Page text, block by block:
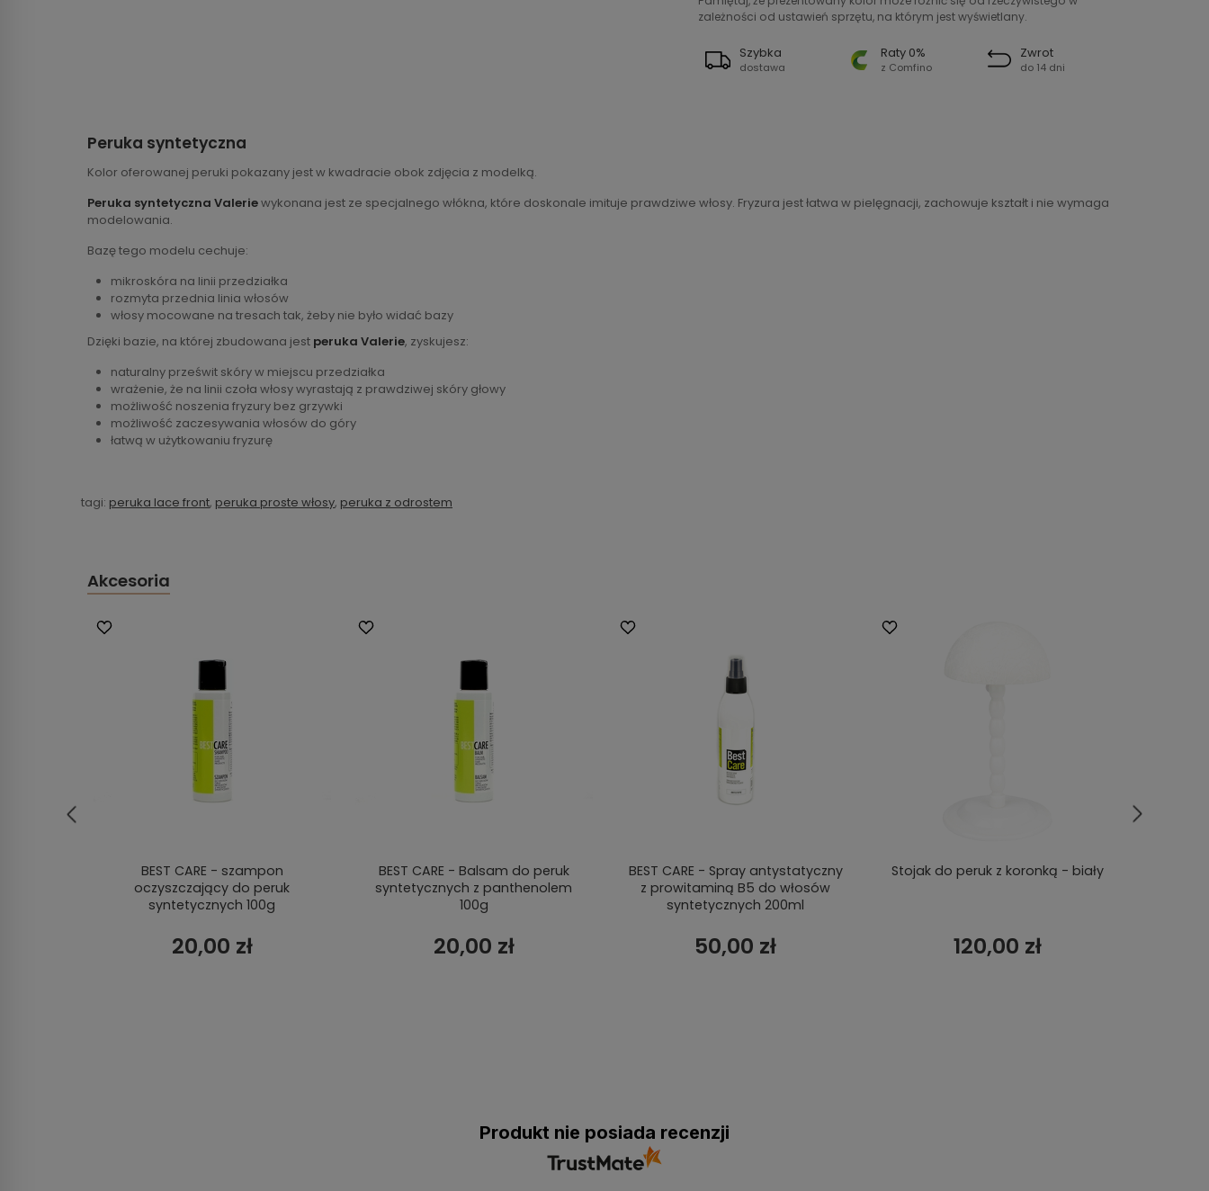
zależności od ustawień sprzętu, na którym jest wyświetlany.
Szybka
dostawa
Raty 0%
z Comfino
Zwrot
do 14 dni
Peruka syntetyczna
Kolor oferowanej peruki pokazany jest w kwadracie obok zdjęcia z modelką.
Peruka syntetyczna Valeriewykonana jest ze specjalnego włókna, które doskonale imituje prawdziwe włosy. Fryzura jest łatwa w pielęgnacji, zachowuje kształt i nie wymaga
modelowania.
Bazę tego modelu cechuje:
mikroskóra na linii przedziałka
rozmyta przednia linia włosów
włosy mocowane na tresach tak, żeby nie było widać bazy
Dzięki bazie, na której zbudowana jest peruka Valerie, zyskujesz:
naturalny prześwit skóry w miejscu przedziałka
wrażenie, że na linii czoła włosy wyrastają z prawdziwej skóry głowy
możliwość noszenia fryzury bez grzywki
możliwość zaczesywania włosów do góry
łatwą w użytkowaniu fryzurę
tagi: peruka lace front, peruka proste włosy, peruka z odrostem
Akcesoria
BEST CARE - szampon
oczyszczający do peruk
syntetycznych 100g
20,00 zł
BEST CARE - Balsam do peruk
syntetycznych z panthenolem
100g
20,00 zł
BEST CARE - Spray antystatyczny
z prowitaminą B5 do włosów
syntetycznych 200ml
50,00 zł
Stojak do peruk z koronką - biały
120,00 zł
Produkt nie posiada recenzji